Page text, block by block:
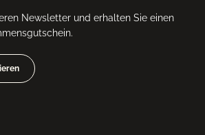
Newsletter und erhalten Sie einen